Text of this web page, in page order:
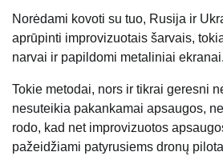
Norėdami kovoti su tuo, Rusija ir
aprūpinti improvizuotais šarvais,
narvai ir papildomi metaliniai ekranai.
Tokie metodai, nors ir tikrai geresni
nesuteikia pakankamai apsaugos,
rodo, kad net improvizuotos
pažeidžiami patyrusiems dronų